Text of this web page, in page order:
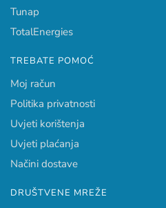
Tunap
TotalEnergies
TREBATE POMOĆ
Moj račun
Politika privatnosti
Uvjeti korištenja
Uvjeti plaćanja
Načini dostave
DRUŠTVENE MREŽE